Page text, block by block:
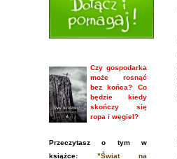
Czy gospodarka
może rosnąć
bez końca? Co
będzie kiedy
skończy się
ropa i węgiel?
Przeczytasz o tym w
książce: "Świat na